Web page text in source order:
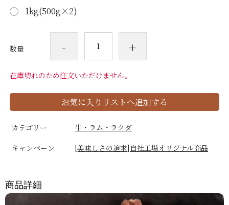
1kg(500g×2)
数量 - +
在庫切れのため注文いただけません。
お気に入りリストへ追加する
カテゴリー
牛・ラム・ラクダ
キャンペーン
[美味しさの追求]自社工場オリジナル商品
商品詳細